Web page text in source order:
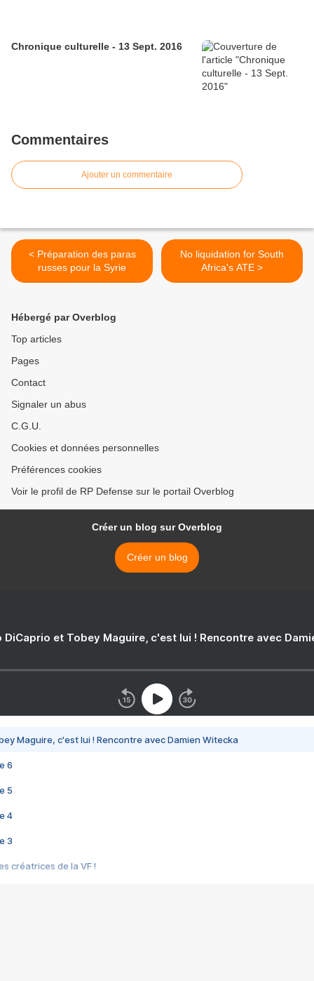
Chronique culturelle - 13 Sept. 2016
Commentaires
Ajouter un commentaire
< Préparation des paras
russes pour la Syrie
No liquidation for South
Africa's ATE >
Hébergé par Overblog
Top articles
Pages
Contact
Signaler un abus
C.G.U.
Cookies et données personnelles
Préférences cookies
Voir le profil de RP Defense sur le portail Overblog
Créer un blog sur Overblog
Créer un blog
DiCaprio et Tobey Maguire, c'est lui ! Rencontre avec
Maguire, c'est lui ! Rencontre avec Damien Witecka
6
5
4
3
créatrices de la VF !